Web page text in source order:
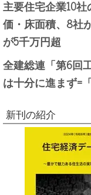
主要住宅企業10
価・床面積、8社
が5千万円超
全建総連「第6回
は十分に進まず=
新刊の紹介